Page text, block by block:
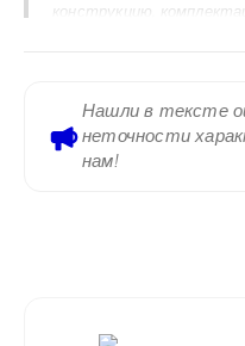
конструкцию,
руководстве по
на корпусе и заводском
размещенная на сайте,
Нашли в тексте
неточности
нам!